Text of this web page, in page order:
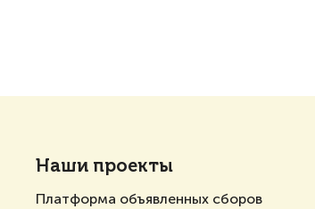
Наши проекты
Платформа объявленных сборов